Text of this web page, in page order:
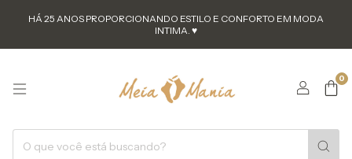
HÁ 25 ANOS PROPORCIONANDO ESTILO E CONFORTO EM MODA
INTIMA. ♥
0